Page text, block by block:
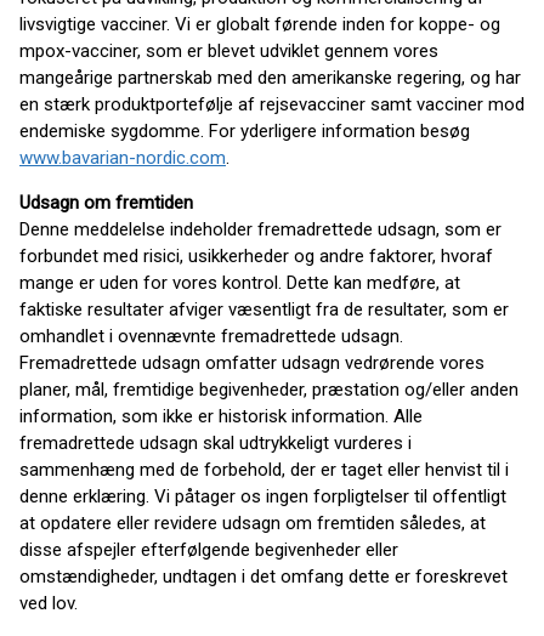
livsvigtige vacciner. Vi er globalt førende inden for koppe- og
mpox-vacciner, som er blevet udviklet gennem vores
mangeårige partnerskab med den amerikanske regering, og har
en stærk produktportefølje af rejsevacciner samt vacciner mod
endemiske sygdomme. For yderligere information besøg
www.bavarian-nordic.com.
Udsagn om fremtiden
Denne meddelelse indeholder fremadrettede udsagn, som er
forbundet med risici, usikkerheder og andre faktorer, hvoraf
mange er uden for vores kontrol. Dette kan medføre, at
faktiske resultater afviger væsentligt fra de resultater, som er
omhandlet i ovennævnte fremadrettede udsagn.
Fremadrettede udsagn omfatter udsagn vedrørende vores
planer, mål, fremtidige begivenheder, præstation og/eller anden
information, som ikke er historisk information. Alle
fremadrettede udsagn skal udtrykkeligt vurderes i
sammenhæng med de forbehold, der er taget eller henvist til i
denne erklæring. Vi påtager os ingen forpligtelser til offentligt
at opdatere eller revidere udsagn om fremtiden således, at
disse afspejler efterfølgende begivenheder eller
omstændigheder, undtagen i det omfang dette er foreskrevet
ved lov.